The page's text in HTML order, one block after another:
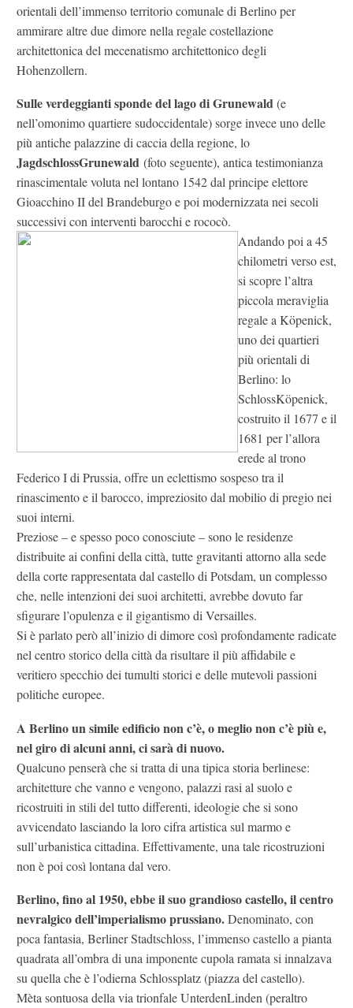
orientali dell’immenso territorio comunale di Berlino per
ammirare altre due dimore nella regale costellazione
architettonica del mecenatismo architettonico degli
Hohenzollern.
Sulle verdeggianti sponde del lago di Grunewald(e
nell’omonimo quartiere sudoccidentale) sorge invece uno delle
più antiche palazzine di caccia della regione, lo
JagdschlossGrunewald (foto seguente), antica testimonianza
rinascimentale voluta nel lontano 1542 dal principe elettore
Gioacchino II del Brandeburgo e poi modernizzata nei secoli
successivi con interventi barocchi e rococò.
Andando poi a 45
chilometri verso est,
si scopre l’altra
piccola meraviglia
regale a Köpenick,
uno dei quartieri
più orientali di
Berlino: lo
SchlossKöpenick,
costruito il 1677 e il
1681 per l’allora
erede al trono
Federico I di Prussia, offre un eclettismo sospeso tra il
rinascimento e il barocco, impreziosito dal mobilio di pregio nei
suoi interni.
Preziose – e spesso poco conosciute – sono le residenze
distribuite ai confini della città, tutte gravitanti attorno alla sede
della corte rappresentata dal castello di Potsdam, un complesso
che, nelle intenzioni dei suoi architetti, avrebbe dovuto far
sfigurare l’opulenza e il gigantismo di Versailles.
Si è parlato però all’inizio di dimore così profondamente radicate
nel centro storico della città da risultare il più affidabile e
veritiero specchio dei tumulti storici e delle mutevoli passioni
politiche europee.
A Berlino un simile edificio non c’è, o meglio non c’è più e,
nel giro di alcuni anni, ci sarà di nuovo.
Qualcuno penserà che si tratta di una tipica storia berlinese:
architetture che vanno e vengono, palazzi rasi al suolo e
ricostruiti in stili del tutto differenti, ideologie che si sono
avvicendato lasciando la loro cifra artistica sul marmo e
sull’urbanistica cittadina. Effettivamente, una tale ricostruzioni
non è poi così lontana dal vero.
Berlino, fino al 1950, ebbe il suo grandioso castello, il centro
nevralgico dell’imperialismo prussiano.Denominato, con
poca fantasia, Berliner Stadtschloss, l’immenso castello a pianta
quadrata all’ombra di una imponente cupola ramata si innalzava
su quella che è l’odierna Schlossplatz (piazza del castello).
Mèta sontuosa della via trionfale UnterdenLinden (peraltro